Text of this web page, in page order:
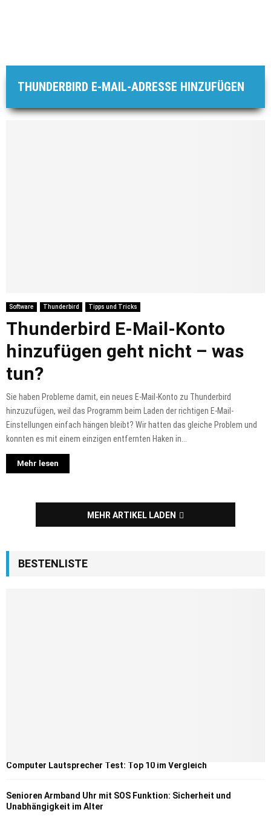
THUNDERBIRD E-MAIL-ADRESSE HINZUFÜGEN
Software Thunderbird Tipps und Tricks
Thunderbird E-Mail-Konto
hinzufügen geht nicht – was
tun?
Sie haben Probleme damit, ein neues E-Mail-Konto zu Thunderbird
hinzuzufügen, weil das Programm beim Laden der richtigen E-Mail-
Einstellungen einfach hängen bleibt? Wir hatten das gleiche Problem und
konnten es mit einem einzigen entfernten Haken in...
Mehr lesen
MEHR ARTIKEL LADEN
BESTENLISTE
Computer Lautsprecher Test: Top 10 im Vergleich
Senioren Armband Uhr mit SOS Funktion: Sicherheit und
Unabhängigkeit im Alter